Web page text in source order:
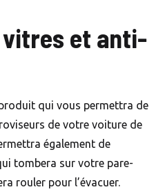
et anti-
qui vous permettra de
de votre voiture de
également de
tombera sur votre pare-
rouler pour l’évacuer.